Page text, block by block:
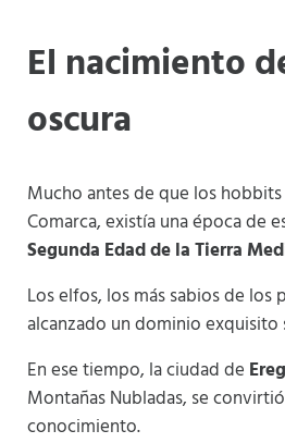
El nacimiento
oscura
Mucho antes de que los
Comarca, existía una época de
Segunda Edad de la Tierra
Los elfos, los más sabios de los
alcanzado un dominio
En ese tiempo, la ciudad de
Montañas Nubladas, se
conocimiento.